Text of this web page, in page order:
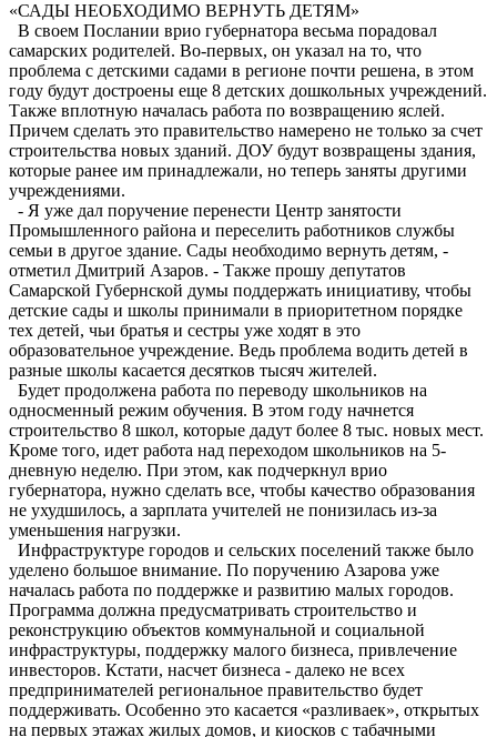
«САДЫ НЕОБХОДИМО ВЕРНУТЬ ДЕТЯМ»
В своем Послании врио губернатора весьма порадовал
самарских родителей. Во-первых, он указал на то, что
проблема с детскими садами в регионе почти решена, в этом
году будут достроены еще 8 детских дошкольных учре­ждений.
Также вплотную началась работа по возвращению яслей.
Причем сделать это правительство намерено не только за счет
строительства новых зданий. ДОУ будут возвращены здания,
которые ранее им принадлежали, но теперь заняты другими
учреждениями.
- Я уже дал поручение перенести Центр занятости
Промышленного района и переселить работников службы
семьи в другое здание. Сады необходимо вернуть детям, -
отметил Дмитрий Азаров. - Также прошу депутатов
Самарской Губернской думы поддержать инициативу, чтобы
детские сады и школы принимали в приоритетном порядке
тех детей, чьи братья и сестры уже ходят в это
образовательное учреждение. Ведь проблема водить детей в
разные школы касается десятков тысяч жителей.
Будет продолжена работа по переводу школьников на
односменный режим обучения. В этом году начнется
строительство 8 школ, которые дадут более 8 тыс. новых мест.
Кроме того, идет работа над переходом школьников на 5-
дневную неделю. При этом, как подчеркнул врио
губернатора, нужно сделать все, чтобы качество образования
не ухудшилось, а зарплата учителей не понизилась из-за
уменьшения нагрузки.
Инфраструктуре городов и сельских поселений также было
уделено большое внимание. По поручению Азарова уже
началась работа по поддержке и развитию малых городов.
Программа должна предусматривать строительство и
реконструкцию объектов коммунальной и социальной
инфраструктуры, поддержку малого бизнеса, привлечение
инвесторов. Кстати, насчет бизнеса - далеко не всех
предпринимателей региональное правительство будет
поддерживать. Особенно это касается «разливаек», открытых
на первых этажах жилых домов, и киосков с табачными